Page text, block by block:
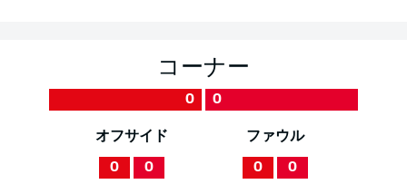
コーナー
0 0
オフサイド
0 0
ファウル
0 0